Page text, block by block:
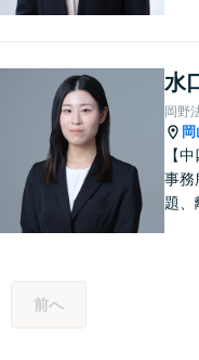
い！
水
岡野
【
事務
題、
前へ